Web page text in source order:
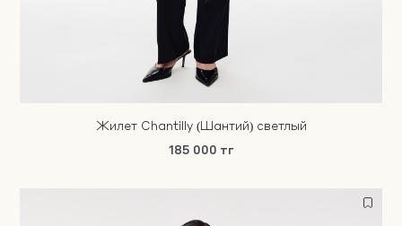
Жилет Chantilly (Шантий) светлый
185 000 тг